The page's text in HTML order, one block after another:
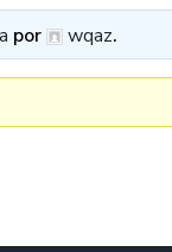
por wqaz.